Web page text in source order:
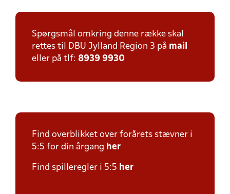
Spørgsmål omkring denne række skal
rettes til DBU Jylland Region 3 på mail
eller på tlf: 8939 9930
Find overblikket over forårets stævner i
5:5 for din årgang her
Find spilleregler i 5:5 her